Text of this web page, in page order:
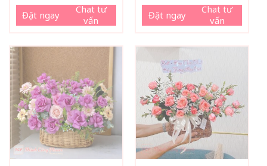
Đặt ngay
Chat tư
vấn
Đặt ngay
Chat tư
vấn